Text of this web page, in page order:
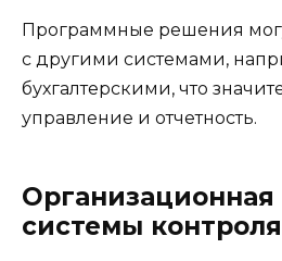
Программные решения
с другими системами,
бухгалтерскими, что
управление и отчетность.
Организационная
системы контроля